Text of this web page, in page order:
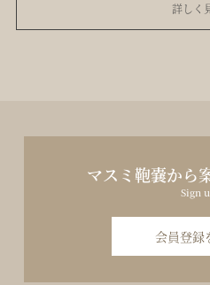
詳しく
マスミ鞄嚢から
Sign
会員登録